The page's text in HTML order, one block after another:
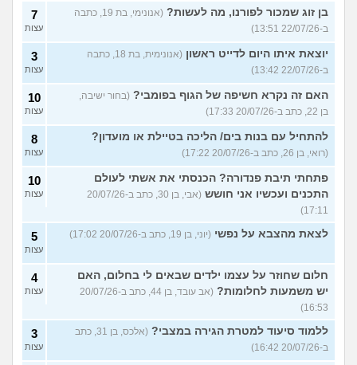
בן זוג שמכור לפורנו, מה לעשות?
(אנונימי, בת 19, כתבה
ב-22/07/26 13:51)
7
עצות
יוצאת איתו היום לדייט ראשון
(אנונימית, בת 18, כתבה
ב-22/07/26 13:42)
3
עצות
האם זה נקרא חשיפה של הגוף בפומבי? (בחור ישיבה,
בן 22, כתב ב-20/07/26 17:33)
10
עצות
להתחיל עם בנות בים/ הליכה בטיילת או מועדון?
(רואי, בן 26, כתב ב-20/07/26 17:22)
8
עצות
פתחתי תיבת פנדורה? הכנסתי את אשתי לעולם
התכנים ועכשיו אני חושש
(אבי, בן 30, כתב ב-20/07/26
17:11)
10
עצות
לצאת מהצבא על נפשי (יוני, בן 19, כתב ב-20/07/26 17:02) 5
עצות
חלום שחוזר על עצמו ילדים שבאים לי בחלום, האם
יש משמעות לחלומות?
(אב עובד, בן 44, כתב ב-20/07/26
16:53)
4
עצות
ללמוד סיעוד למטרת הגירה במצבי?
(אלכס, בן 31, כתב
ב-20/07/26 16:42)
3
עצות